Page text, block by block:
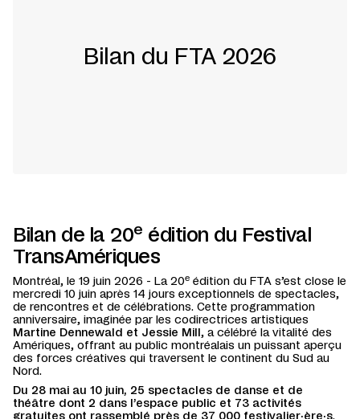
Bilan du FTA 2026
Bilan de la 20e édition du Festival
TransAmériques
Montréal, le 19 juin 2026 - La 20e édition du FTA s’est close le
mercredi 10 juin après 14 jours exceptionnels de spectacles,
de rencontres et de célébrations. Cette programmation
anniversaire, imaginée par les codirectrices artistiques
Martine Dennewald et Jessie Mill , a célébré la vitalité des
Amériques, offrant au public montréalais un puissant aperçu
des forces créatives qui traversent le continent du Sud au
Nord.
Du 28 mai au 10 juin, 25 spectacles de danse et de
théâtre dont 2 dans l’espace public et 73 activités